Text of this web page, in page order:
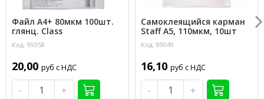
Файл А4+ 80мкм 100шт.
глянц. Class
Код: 99358
20,00 руб с НДС
- +
Самоклеящийся карман
Staff А5, 110мкм, 10шт
Код: 89049
16,10 руб с НДС
- +